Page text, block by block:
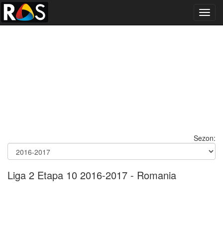
Sezon:
Liga 2 Etapa 10 2016-2017 - Romania